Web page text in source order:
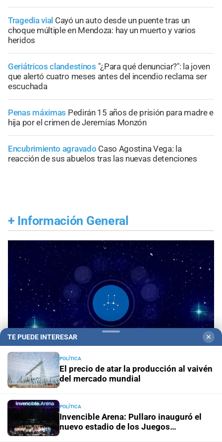
Tragedia vial Cayó un auto desde un puente tras un
choque múltiple en Mendoza: hay un muerto y varios
heridos
Geriátricos clandestinos "¿Para qué denunciar?": la joven
que alertó cuatro meses antes del incendio reclama ser
escuchada
Penas máximas Pedirán 15 años de prisión para madre e
hija por el crimen de Jeremías Monzón
Encubrimiento agravado Caso Agostina Vega: la
reacción de sus abuelos tras las nuevas detenciones
+ Información General
Horóscopo del día
09 de agosto de 2026
Horóscopo del díaHoróscopo de hoy para Acuario: 09
TE PUEDE INTERESAR ✕
POLÍTICA
El precio de atar la producción al vaivén
del mercado mundial
POLÍTICA
Invencible Arena: Pullaro inauguró el
nuevo estadio de los Juegos